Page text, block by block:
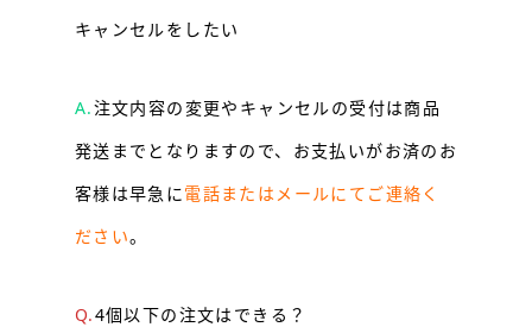
キャンセルをしたい
A.注文内容の変更やキャンセルの受付は商品
発送までとなりますので、お支払いがお済のお
客様は早急に電話またはメールにてご連絡く
ださい。
Q.4個以下の注文はできる？